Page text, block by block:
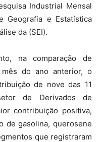
Industrial Mensal
Geografia e Estatística
da (SEI).
na comparação de
do ano anterior, o
de nove das 11
de Derivados de
contribuição positiva,
de gasolina, querosene
que registraram